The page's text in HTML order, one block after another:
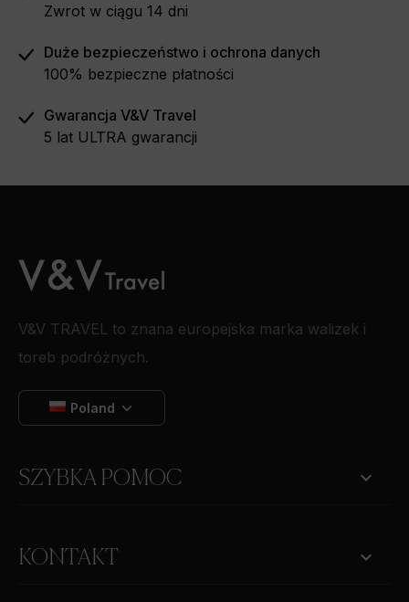
Zwrot w ciągu 14 dni
Duże bezpieczeństwo i ochrona danych
100% bezpieczne płatności
Gwarancja V&V Travel
5 lat ULTRA gwarancji
V&V TRAVEL to znana europejska marka walizek i
toreb podróżnych.
Poland
SZYBKA POMOC 
KONTAKT keyboard_arrow_down